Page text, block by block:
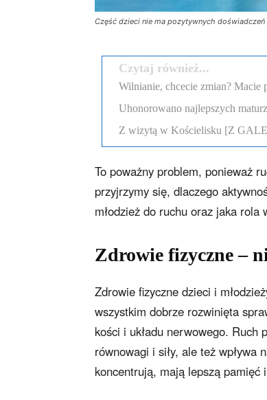
Część dzieci nie ma pozytywnych
Czytaj również...
Wilnianie, chcecie zmian? Macie
Uhonorowano najlepszych
Z wizytą w Kościelisku [Z
To poważny problem, ponieważ
przyjrzymy się, dlaczego
młodzież do ruchu oraz jaka
Zdrowie fizyczne –
Zdrowie fizyczne dzieci i
wszystkim dobrze rozwinięta
kości i układu nerwowego. Ruch
równowagi i siły, ale też wpływa
koncentrują, mają lepszą